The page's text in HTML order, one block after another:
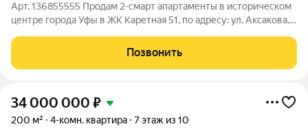
Арт. 136855555 Прoдам 2-смарт апартаменты в историческом
центре города Уфы в ЖK Kapетная 51, по адресу: ул. Аксакова,
апартаментов с такой площадью и ценой уже не осталось.
Комплекс строит
Позвонить
34 000 000 ₽
200 м² 4-комн. квартира 7 этаж из 10